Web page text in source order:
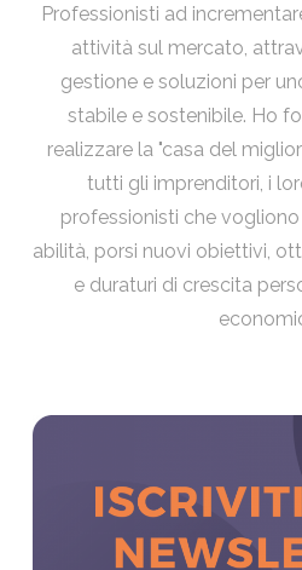
Professionisti ad
attività sul mercato,
gestione e soluzioni per
stabile e sostenibile. Ho
realizzare la "casa del
tutti gli imprenditori, i
professionisti che
abilità, porsi nuovi obiettivi,
e duraturi di crescita